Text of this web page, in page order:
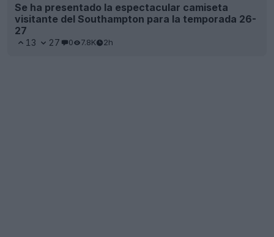
Se ha presentado la espectacular camiseta
visitante del Southampton para la temporada 26-
27
13 27 0 7.8K 2h